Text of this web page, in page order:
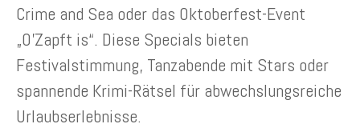
Crime and Sea oder das Oktoberfest-Event
„O’Zapft is“. Diese Specials bieten
Festivalstimmung, Tanzabende mit Stars oder
spannende Krimi-Rätsel für abwechslungsreiche
Urlaubserlebnisse.